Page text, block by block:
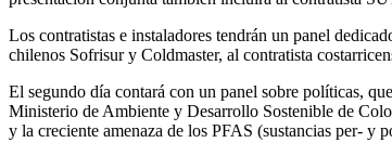
Los contratistas e instaladores tendrán un panel
chilenos Sofrisur y Coldmaster, al contratista
El segundo día contará con un panel sobre políticas,
Ministerio de Ambiente y Desarrollo Sostenible de
y la creciente amenaza de los PFAS (sustancias per-